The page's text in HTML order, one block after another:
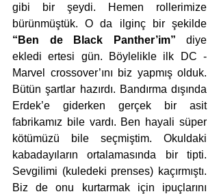
gibi bir şeydi. Hemen rollerimize
“Ben de Black Panther’im” diye
ekledi ertesi gün. Böylelikle ilk DC -
Marvel crossover’ını biz yapmış olduk.
Bütün şartlar hazırdı. Bandırma dışında
Erdek’e giderken gerçek bir asit
fabrikamız bile vardı. Ben hayali süper
kötümüzü bile seçmiştim. Okuldaki
kabadayıların ortalamasında bir tipti.
Sevgilimi (kuledeki prenses) kaçırmıştı.
Biz de onu kurtarmak için ipuçlarını